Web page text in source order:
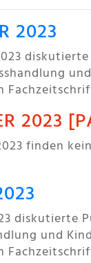
2023
2023
finden
diskutierte
und